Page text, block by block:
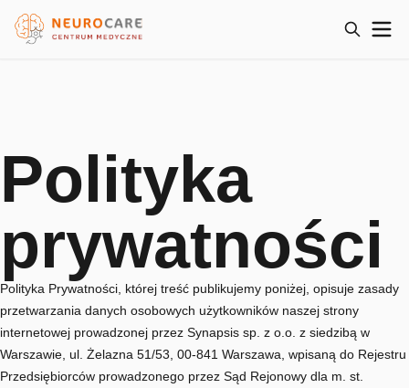
Polityka
prywatności
Polityka Prywatności, której treść publikujemy poniżej, opisuje zasady
przetwarzania danych osobowych użytkowników naszej strony
internetowej prowadzonej przez Synapsis sp. z o.o. z siedzibą w
Warszawie, ul. Żelazna 51/53, 00-841 Warszawa, wpisaną do Rejestru
Przedsiębiorców prowadzonego przez Sąd Rejonowy dla m. st.